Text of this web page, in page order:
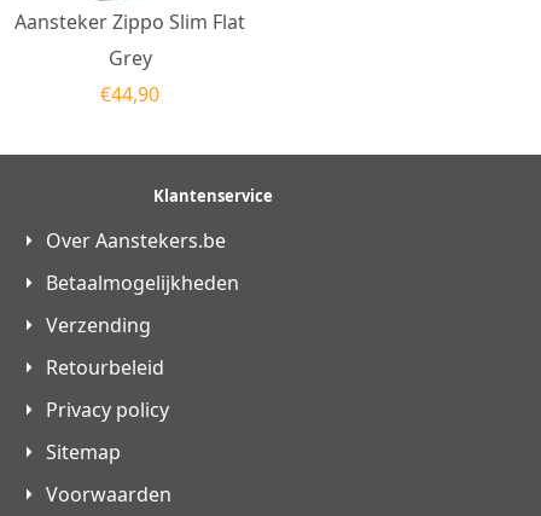
Aansteker Zippo Slim Flat
Grey
€44,90
Klantenservice
Over Aanstekers.be
Betaalmogelijkheden
Verzending
Retourbeleid
Privacy policy
Sitemap
Voorwaarden